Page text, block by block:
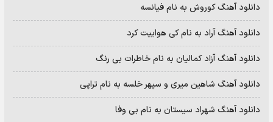
دانلود آهنگ کوروش به نام فیانسه
دانلود آهنگ آراد به نام کی هواییت کرد
دانلود آهنگ آزاد کمالیان به نام خاطرات بی رنگ
دانلود آهنگ شاهین میری و سپهر خلسه به نام تراپی
دانلود آهنگ شهراد سیستان به نام بی وفا